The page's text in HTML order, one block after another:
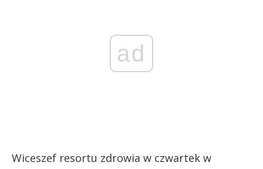
ad
Wiceszef resortu zdrowia w czwartek w